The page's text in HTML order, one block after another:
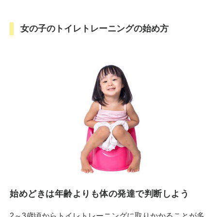
女の子のトイレトレーニングの始め方
始めどきは年齢よりも体の発達で判断しよう